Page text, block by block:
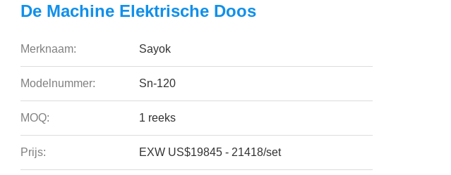
De Machine Elektrische Doos
Merknaam: Sayok
Modelnummer: Sn-120
MOQ: 1 reeks
Prijs: EXW US$19845 - 21418/set